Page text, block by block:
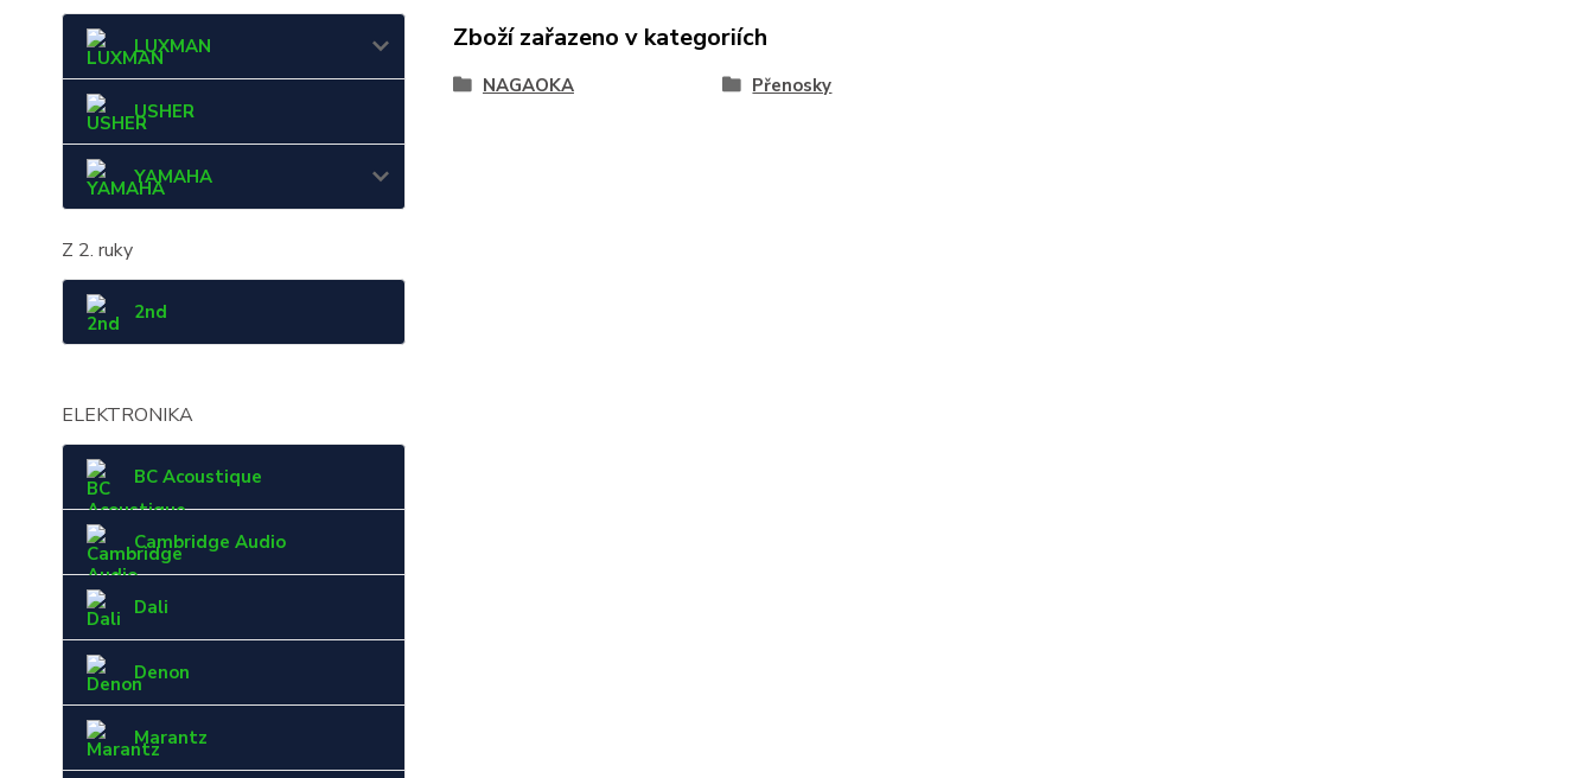
LUXMAN
USHER
YAMAHA
Z 2. ruky
2nd
ELEKTRONIKA
BC Acoustique
Cambridge Audio
Dali
Denon
Marantz
Zboží zařazeno v kategoriích
NAGAOKA Přenosky